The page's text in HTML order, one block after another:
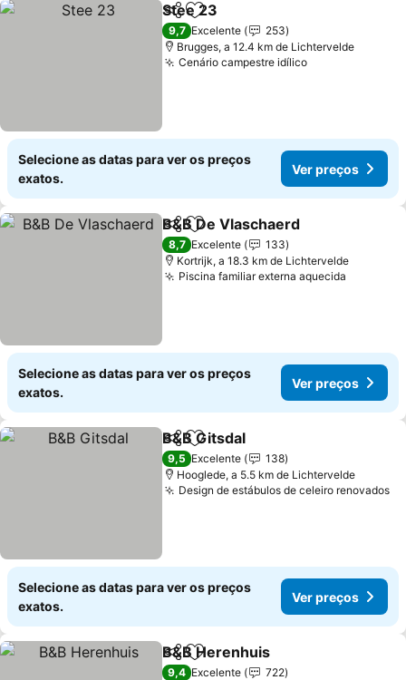
PartilharAdicionar aos favoritos
Stee 23
9,7 Excelente
253
Brugges, a 12.4 km de Lichtervelde
Cenário campestre idílicoVer preços
Selecione as datas para ver os preços
exatos.
Ver preços
PartilharAdicionar aos favoritos
B&B De Vlaschaerd
8,7 Excelente
133
Kortrijk, a 18.3 km de Lichtervelde
Piscina familiar externa aquecida
Selecione as datas para ver os preços
exatos.
Ver preços
PartilharAdicionar aos favoritos
B&B Gitsdal
9,5 Excelente
138
Hooglede, a 5.5 km de Lichtervelde
Design de estábulos de celeiro renovados
Selecione as datas para ver os preços
exatos.
Ver preços
PartilharAdicionar aos favoritos
B&B Herenhuis
9,4 Excelente
722